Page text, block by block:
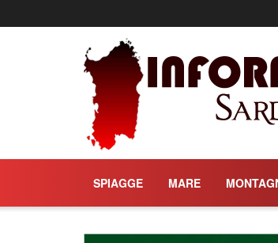
Informati
SPIAGGE MARE